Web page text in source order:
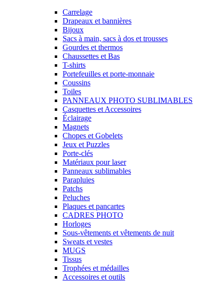
Carrelage
Drapeaux et bannières
Bijoux
Sacs à main, sacs à dos et trousses
Gourdes et thermos
Chaussettes et Bas
T-shirts
Portefeuilles et porte-monnaie
Coussins
Toiles
PANNEAUX PHOTO SUBLIMABLES
Casquettes et Accessoires
Éclairage
Magnets
Chopes et Gobelets
Jeux et Puzzles
Porte-clés
Matériaux pour laser
Panneaux sublimables
Parapluies
Patchs
Peluches
Plaques et pancartes
CADRES PHOTO
Horloges
Sous-vêtements et vêtements de nuit
Sweats et vestes
MUGS
Tissus
Trophées et médailles
Accessoires et outils